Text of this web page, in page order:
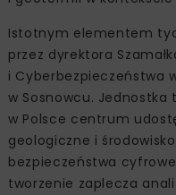
Istotnym elementem
przez dyrektora
i Cyberbezpieczeństwa
w Sosnowcu.
w Polsce centrum
geologiczne i
bezpieczeństwa
tworzenie zaplecza